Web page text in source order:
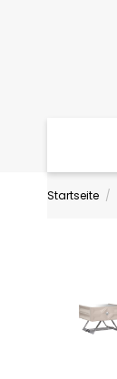
Startseite